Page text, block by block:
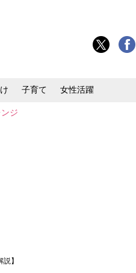
ジ
子育て 女性活躍
】